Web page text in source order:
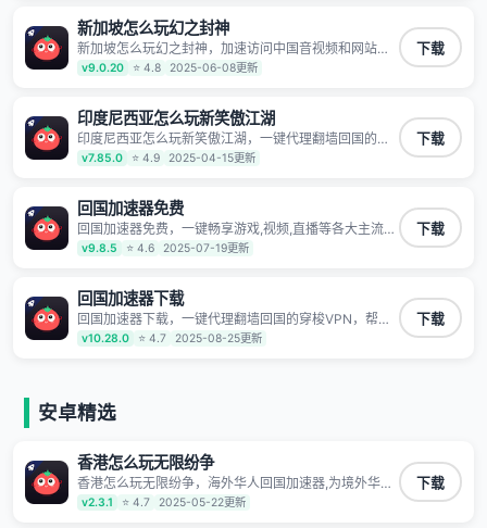
新加坡怎么玩幻之封神
新加坡怎么玩幻之封神，加速访问中国音视频和网站，
专业回国加速器，帮你加速访问优酷、bilibili、腾讯视
频、爱奇艺等，加速国服游戏，例如原神、阴阳师、和
录、明日方舟、战双帕弥什、sky光·遇、另一个伊甸园
等国内各种服务,回国加速器致力于帮助海外华人和留学
生、港澳台地区用户提供最好的回国游戏和音乐视频加
速服务，可以在海外或港澳台地区流畅加速国服游戏和
专线。能加速访问优酷、爱奇艺、腾讯视频、B站、芒果
TV、西瓜视频、QQ音乐、网易云音乐、酷狗音乐、YY
等主流网站应用解除限制，带你穿梭加速回国。目前已
有上百万用户，用户整体好评95%以上，一对一在线客
服支持，保障你的使用体验。
v9.0.20 ⭐ 4.8 2025-06-08更新
下载
印度尼西亚怎么玩新笑傲江湖
印度尼西亚怎么玩新笑傲江湖，一键代理翻墙回国的穿
梭VPN，帮助海外华人留学生及港澳台地区用户破除地
区版权限制问题，一键降低游戏延迟，加速访问中国网
v7.85.0 ⭐ 4.9 2025-04-15更新
下载
回国加速器免费
回国加速器免费，一键畅享游戏,视频,直播等各大主流
App应用,视频加载极速不卡顿。人在海外听歌,玩国服游
戏 简单易用。
v9.8.5 ⭐ 4.6 2025-07-19更新
下载
回国加速器下载
回国加速器下载，一键代理翻墙回国的穿梭VPN，帮助
海外华人留学生及港澳台地区用户破除地区版权限制问
题，一键降低游戏延迟，加速访问中国网站、游戏及应
v10.28.0 ⭐ 4.7 2025-08-25更新
下载
安卓精选
香港怎么玩无限纷争
香港怎么玩无限纷争，海外华人回国加速器,为境外华人
解决海外怎么听歌?海外怎么看剧?海外怎么玩游戏不卡
等境外难题,全球回国稳定国内节点,专业、流畅加速让海
v2.3.1 ⭐ 4.7 2025-05-22更新
下载